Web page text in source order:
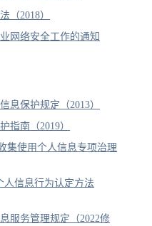
（2018）
网络安全工作的通知
息保护规定（2013）
指南（2019）
集使用个人信息专项治理
人信息行为认定方法
服务管理规定（2022修